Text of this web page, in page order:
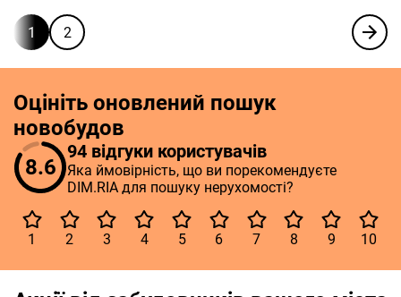
1 2
Оцініть оновлений пошук
новобудов
8.6
94 відгуки користувачів
Яка ймовірність, що ви порекомендуєте
DIM.RIA для пошуку нерухомості?
1 2 3 4 5 6 7 8 9 10